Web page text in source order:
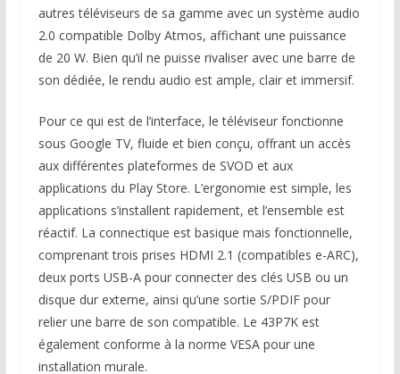
autres téléviseurs de sa gamme avec un système audio
2.0 compatible Dolby Atmos, affichant une puissance
de 20 W. Bien qu’il ne puisse rivaliser avec une barre de
son dédiée, le rendu audio est ample, clair et immersif.
Pour ce qui est de l’interface, le téléviseur fonctionne
sous Google TV, fluide et bien conçu, offrant un accès
aux différentes plateformes de SVOD et aux
applications du Play Store. L’ergonomie est simple, les
applications s’installent rapidement, et l’ensemble est
réactif. La connectique est basique mais fonctionnelle,
comprenant trois prises HDMI 2.1 (compatibles e-ARC),
deux ports USB-A pour connecter des clés USB ou un
disque dur externe, ainsi qu’une sortie S/PDIF pour
relier une barre de son compatible. Le 43P7K est
également conforme à la norme VESA pour une
installation murale.